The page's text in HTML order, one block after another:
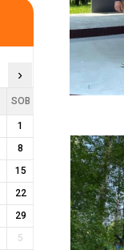
›
SOB
1
8
15
22
29
5